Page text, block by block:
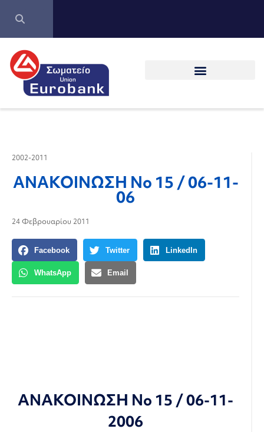
2002-2011
ΑΝΑΚΟΙΝΩΣΗ Νο 15 / 06-11-
06
24 Φεβρουαρίου 2011
Facebook Twitter LinkedIn
WhatsApp Email
ΑΝΑΚΟΙΝΩΣΗ Νο 15 / 06-11-
2006